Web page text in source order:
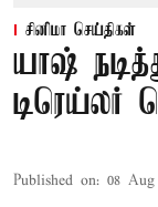
சினிமா செய்திகள்
யாஷ்
டிரெய்லர்
Published on: 08 Aug